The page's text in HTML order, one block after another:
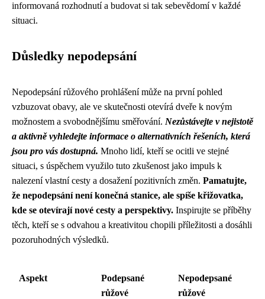
informovaná rozhodnutí a budovat si tak sebevědomí v každé
situaci.
Důsledky nepodepsání
Nepodepsání růžového prohlášení může na první pohled
vzbuzovat obavy, ale ve skutečnosti otevírá dveře k novým
možnostem a svobodnějšímu směřování. Nezůstávejte v nejistotě
a aktivně vyhledejte informace o alternativních řešeních, která
jsou pro vás dostupná. Mnoho lidí, kteří se ocitli ve stejné
situaci, s úspěchem využilo tuto zkušenost jako impuls k
nalezení vlastní cesty a dosažení pozitivních změn. Pamatujte,
že nepodepsání není konečná stanice, ale spíše křižovatka,
kde se otevírají nové cesty a perspektivy. Inspirujte se příběhy
těch, kteří se s odvahou a kreativitou chopili příležitosti a dosáhli
pozoruhodných výsledků.
Aspekt
Podepsané
růžové
Nepodepsané
růžové